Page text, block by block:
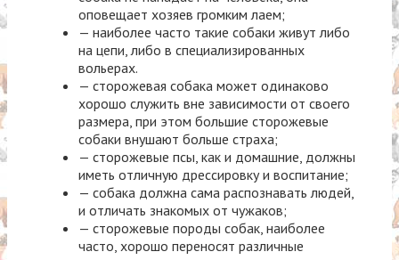
оповещает хозяев громким лаем;
— наиболее часто такие собаки живут либо
на цепи, либо в специализированных
вольерах.
— сторожевая собака может одинаково
хорошо служить вне зависимости от своего
размера, при этом большие сторожевые
собаки внушают больше страха;
— сторожевые псы, как и домашние, должны
иметь отличную дрессировку и воспитание;
— собака должна сама распознавать людей,
и отличать знакомых от чужаков;
— сторожевые породы собак, наиболее
часто, хорошо переносят различные